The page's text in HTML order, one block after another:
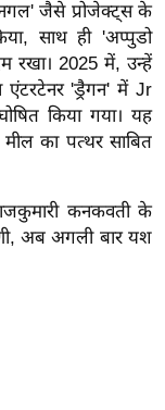
जैसे प्रोजेक्ट्स के
साथ ही 'अप्पुडो
रखा। 2025 में, उन्हें
एंटरटेनर 'ड्रैगन' में Jr
किया गया। यह
का पत्थर साबित
कनकवती के
अब अगली बार यश